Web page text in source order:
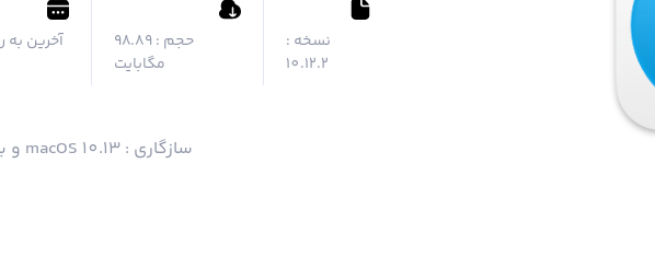
نسخه :
10.12.2
حجم :۹۸.۸۹
مگابایت
آخرین به
سازگاری : macOS 10.13 و بالاتر